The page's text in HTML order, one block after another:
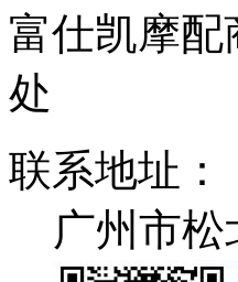
富仕凯摩
处
联系地址：
广州市